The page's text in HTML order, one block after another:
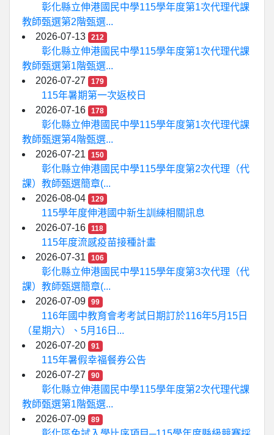
彰化縣立伸港國民中學115學年度第1次代理代課
教師甄選第2階甄選...
2026-07-13
212
彰化縣立伸港國民中學115學年度第1次代理代課
教師甄選第1階甄選...
2026-07-27
179
115年暑期第一次返校日
2026-07-16
178
彰化縣立伸港國民中學115學年度第1次代理代課
教師甄選第4階甄選...
2026-07-21
150
彰化縣立伸港國民中學115學年度第2次代理（代
課）教師甄選簡章(...
2026-08-04
129
115學年度伸港國中新生訓練相關訊息
2026-07-16
118
115年度流感疫苗接種計畫
2026-07-31
106
彰化縣立伸港國民中學115學年度第3次代理（代
課）教師甄選簡章(...
2026-07-09
99
116年國中教育會考考試日期訂於116年5月15日
（星期六）、5月16日...
2026-07-20
91
115年暑假幸福餐券公告
2026-07-27
90
彰化縣立伸港國民中學115學年度第2次代理代課
教師甄選第1階甄選...
2026-07-09
89